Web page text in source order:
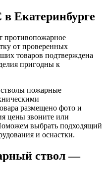
Екатеринбурге
противопожарное
от проверенных
товаров подтверждена
пригодны к
пожарные
размещено фото и
цены звоните или
выбрать подходящий
и оснастки.
ствол —